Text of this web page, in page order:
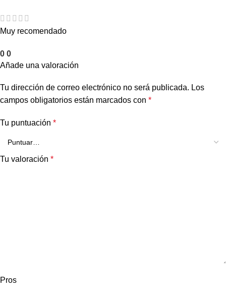
Muy recomendado
0 0
Añade una valoración
Tu dirección de correo electrónico no será publicada. Los
campos obligatorios están marcados con *
Tu puntuación *
Tu valoración *
Pros